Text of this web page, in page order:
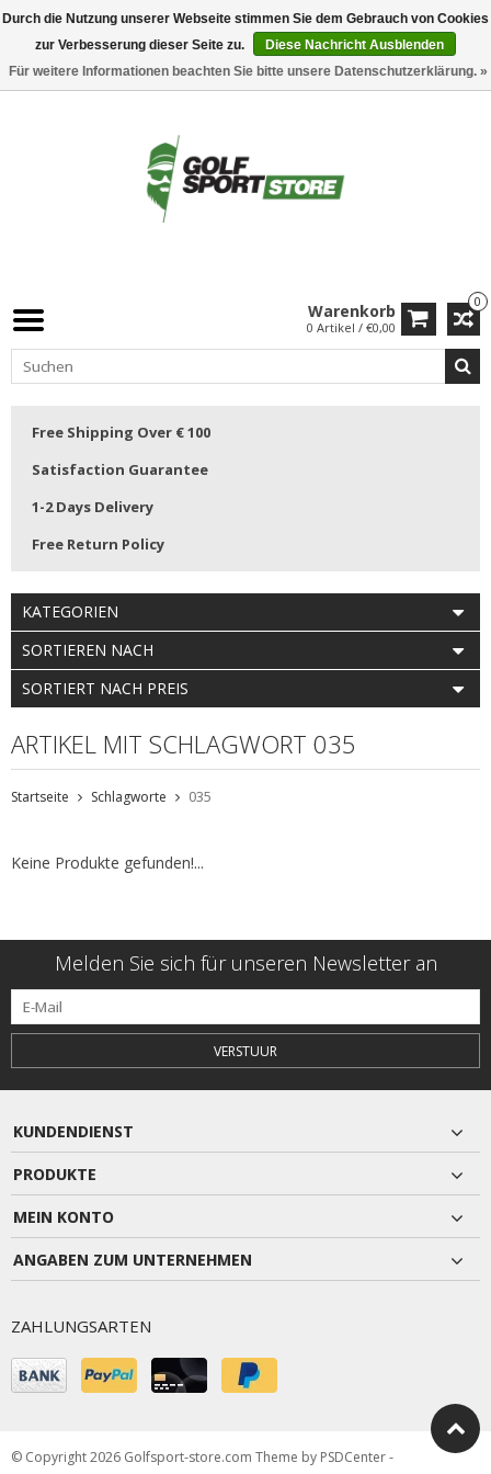
0
Warenkorb
0 Artikel / €0,00
Free Shipping Over € 100
Satisfaction Guarantee
1-2 Days Delivery
Free Return Policy
KATEGORIEN
SORTIEREN NACH
SORTIERT NACH PREIS
ARTIKEL MIT SCHLAGWORT 035
Startseite Schlagworte 035
Keine Produkte gefunden!...
Melden Sie sich für unseren Newsletter an
VERSTUUR
KUNDENDIENST
PRODUKTE
MEIN KONTO
ANGABEN ZUM UNTERNEHMEN
ZAHLUNGSARTEN
© Copyright 2026 Golfsport-store.com Theme by PSDCenter-
Durch die Nutzung unserer Webseite stimmen Sie dem Gebrauch von Cookies
zur Verbesserung dieser Seite zu.
Diese Nachricht Ausblenden
Für weitere Informationen beachten Sie bitte unsere Datenschutzerklärung. »